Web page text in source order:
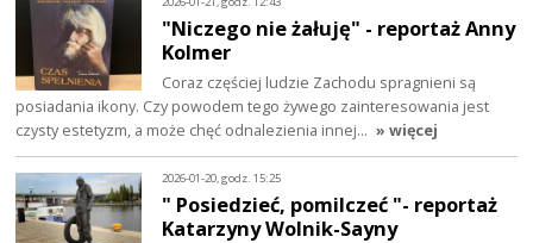
"Niczego nie żałuję" - reportaż Anny
Kolmer
Coraz częściej ludzie Zachodu spragnieni są
posiadania ikony. Czy powodem tego żywego zainteresowania jest
czysty estetyzm, a może chęć odnalezienia innej… » więcej
2026-01-20, godz. 15:25
" Posiedzieć, pomilczeć "- reportaż
Katarzyny Wolnik-Sayny